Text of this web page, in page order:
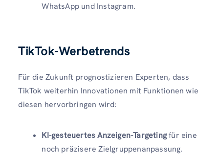
WhatsApp und Instagram.
TikTok-Werbetrends
Für die Zukunft prognostizieren Experten, dass
TikTok weiterhin Innovationen mit Funktionen wie
diesen hervorbringen wird:
KI-gesteuertes Anzeigen-Targetingfür eine
noch präzisere Zielgruppenanpassung.